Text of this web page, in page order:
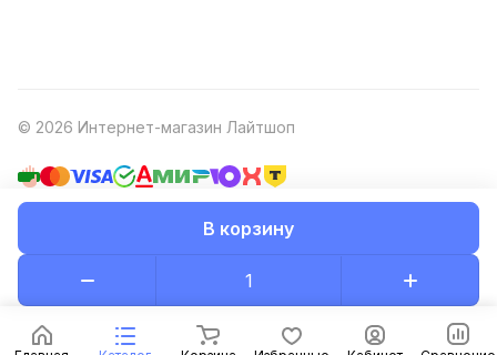
В корзину
© 2026 Интернет-магазин Лайтшоп
Оферта